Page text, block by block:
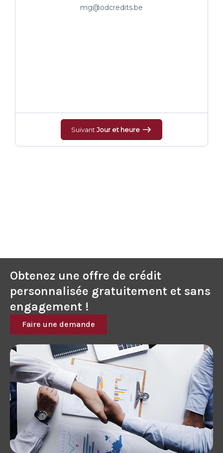
mg@odcredits.be
Suivant Jour et heure
Obtenez une offre de crédit
personnalisée gratuitement et sans
engagement !
Faire une demande